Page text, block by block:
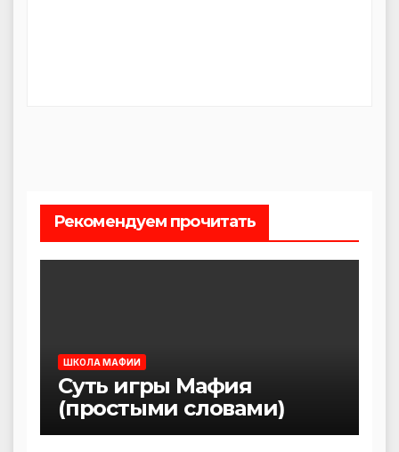
Рекомендуем прочитать
ШКОЛА МАФИИ
Суть игры Мафия
(простыми словами)